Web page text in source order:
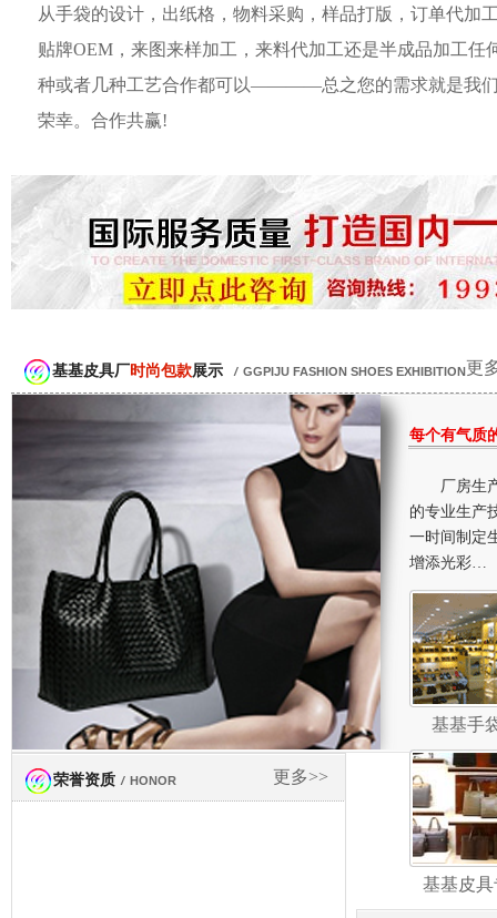
从手袋的设计，出纸格，物料采购，样品打版，订单代加
贴牌OEM，来图来样加工，来料代加工还是半成品加工任
种或者几种工艺合作都可以————总之您的需求就是我
荣幸。合作共赢!
更
基基皮具厂时尚包款展示 / GGPIJU FASHION SHOES EXHIBITION
每个有气质
厂房生
的专业生产
一时间制定
增添光彩…
基基手
基基皮
更多>>
荣誉资质 / HONOR